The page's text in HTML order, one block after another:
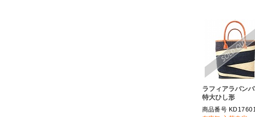
ラフィアラバン
特大ひし形
商品番号 KD17601